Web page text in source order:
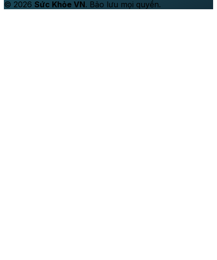
© 2026 Sức Khỏe VN. Bảo lưu mọi quyền.